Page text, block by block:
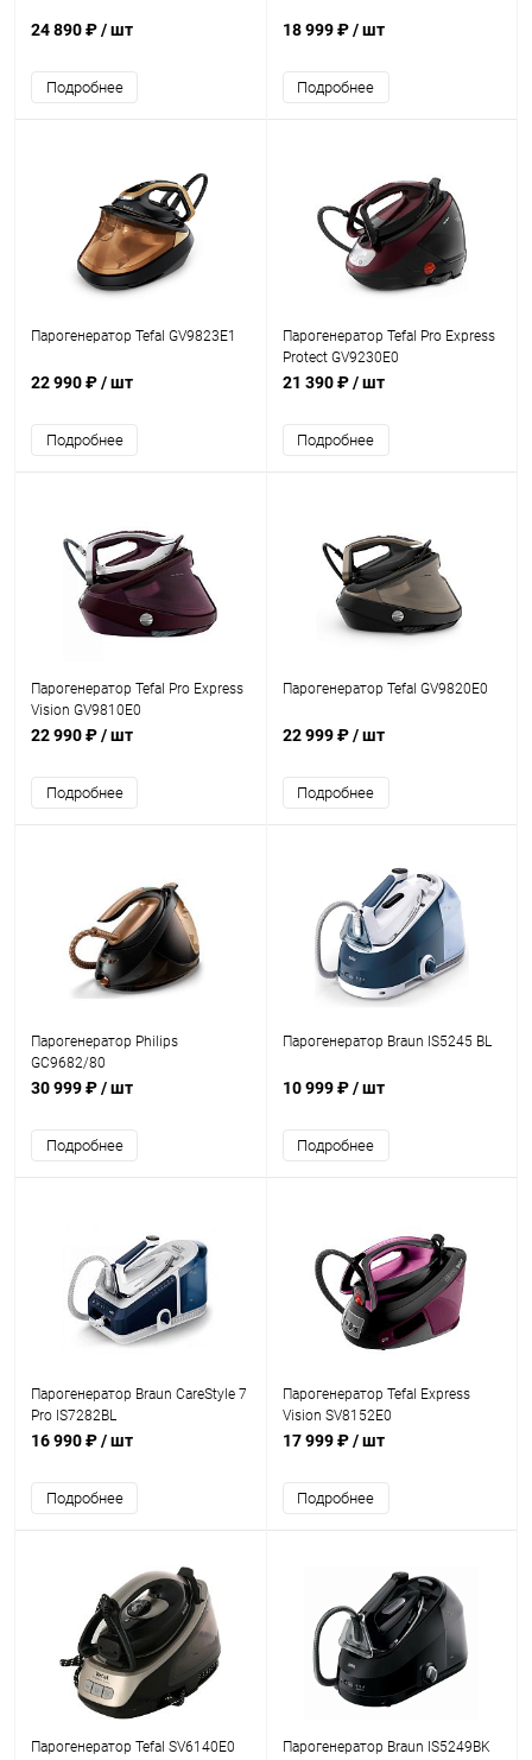
24 890 ₽/ шт
Подробнее
18 999 ₽/ шт
Подробнее
Парогенератор Tefal GV9823E1
22 990 ₽/ шт
Подробнее
Парогенератор Tefal Pro Express
Protect GV9230E0
21 390 ₽/ шт
Подробнее
Парогенератор Tefal Pro Express
Vision GV9810E0
22 990 ₽/ шт
Подробнее
Парогенератор Tefal GV9820E0
22 999 ₽/ шт
Подробнее
Парогенератор Philips
GC9682/80
30 999 ₽/ шт
Подробнее
Парогенератор Braun IS5245 BL
10 999 ₽/ шт
Подробнее
Парогенератор Braun CareStyle 7
Pro IS7282BL
16 990 ₽/ шт
Подробнее
Парогенератор Tefal Express
Vision SV8152E0
17 999 ₽/ шт
Подробнее
Парогенератор Tefal SV6140E0 Парогенератор Braun IS5249BK